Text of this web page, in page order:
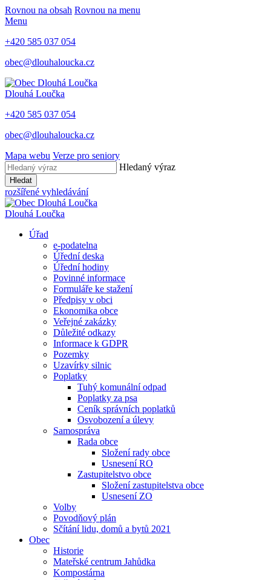
Rovnou na obsah Rovnou na menu
Menu
+420 585 037 054
obec@dlouhaloucka.cz
Dlouhá Loučka
+420 585 037 054
obec@dlouhaloucka.cz
Mapa webu Verze pro seniory
Hledaný výraz
Hledat
rozšířené vyhledávání
Dlouhá Loučka
Úřad
e-podatelna
Úřední deska
Úřední hodiny
Povinné informace
Formuláře ke stažení
Předpisy v obci
Ekonomika obce
Veřejné zakázky
Důležité odkazy
Informace k GDPR
Pozemky
Uzavírky silnic
Poplatky
Tuhý komunální odpad
Poplatky za psa
Ceník správních poplatků
Osvobození a úlevy
Samospráva
Rada obce
Složení rady obce
Usnesení RO
Zastupitelstvo obce
Složení zastupitelstva obce
Usnesení ZO
Volby
Povodňový plán
Sčítání lidu, domů a bytů 2021
Obec
Historie
Mateřské centrum Jahůdka
Kompostárna